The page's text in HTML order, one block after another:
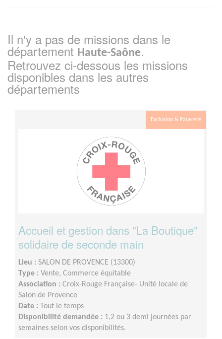
Il n'y a pas de missions dans le
département Haute-Saône.
Retrouvez ci-dessous les missions
disponibles dans les autres
départements
Exclusion & Pauvreté
Accueil et gestion dans "La Boutique"
solidaire de seconde main
Lieu : SALON DE PROVENCE (13300)
Type : Vente, Commerce équitable
Association : Croix-Rouge Française- Unité locale de
Salon de Provence
Date : Tout le temps
Disponibilité demandée : 1,2 ou 3 demi journées par
semaines selon vos disponibilités.